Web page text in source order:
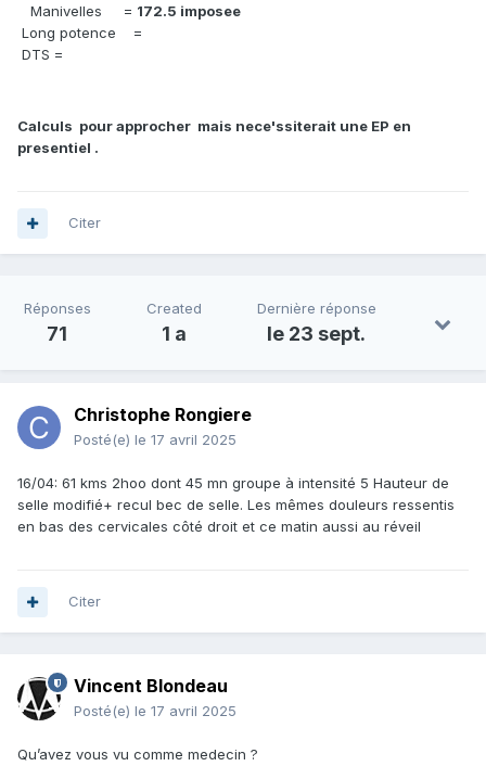
Manivelles = 172.5 imposee
Long potence =
DTS =
Calculs pour approcher mais nece'ssiterait une EP en
presentiel .
Citer
Réponses
71
Created
1 a
Dernière réponse
le 23 sept.
Christophe Rongiere
Posté(e) le 17 avril 2025
16/04: 61 kms 2hoo dont 45 mn groupe à intensité 5 Hauteur de
selle modifié+ recul bec de selle. Les mêmes douleurs ressentis
en bas des cervicales côté droit et ce matin aussi au réveil
Citer
Vincent Blondeau
Posté(e) le 17 avril 2025
Qu’avez vous vu comme medecin ?